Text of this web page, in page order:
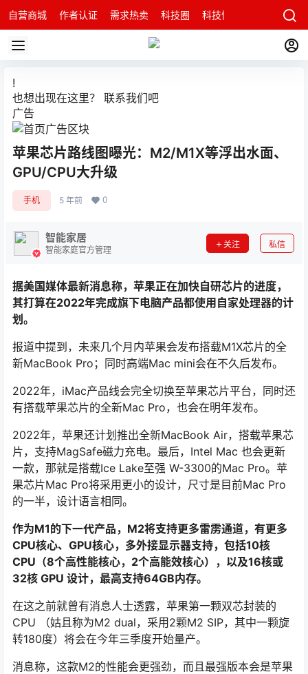
自营商城 作者认证 需求热卖 科技圈 科技快讯 智能科技问
!
也想出现在这里？ 联系我们吧
广告
苹果芯片路线图曝光：M2/M1X等浮出水面、
GPU/CPU大升级
手机 5 年前 0
智能家居
智能家庭官方管理
关注 私信
据美国媒体最新消息称，苹果正在加快自研芯片的进度，
其打算在2022年完成旗下电脑产品都使用自家处理器的计
划。
报道中提到，未来几个月内苹果会发布搭载M1X芯片的全
新MacBook Pro；同时高端Mac mini会在不久后发布。
2022年，iMac产品线会完全切换至苹果芯片平台，同时还
有搭载苹果芯片的全新Mac Pro，也会在明年发布。
2022年，苹果还计划推出全新MacBook Air，搭载苹果芯
片，支持MagSafe磁力充电。最后，Intel Mac 也会更新
一款，那就是搭载Ice Lake至强 W-3300的Mac Pro。苹
果芯片Mac Pro将采用更小的设计，尺寸是目前Mac Pro
的一半，设计语言相同。
作为M1的下一代产品，M2将支持更多雷雳通道，有更多
CPU核心、GPU核心，多外接显示器支持，包括10核
CPU（8个高性能核心，2个高能效核心），以及16核或
32核 GPU 设计，最高支持64GB内存。
在这之前就曾有消息人士透露，苹果第一颗双芯封装的
CPU （姑且称为M2 dual，采用2颗M2 SIP，其中一颗旋
转180度）将会在今年三季度开始量产。
消息称，这款M2的性能会更强劲，而且最强版本会是苹果